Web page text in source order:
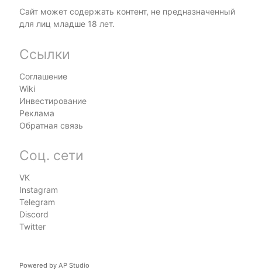
Сайт может содержать контент, не предназначенный
для лиц младше 18 лет.
Ссылки
Соглашение
Wiki
Инвестирование
Реклама
Обратная связь
Соц. сети
VK
Instagram
Telegram
Discord
Twitter
Powered by AP Studio